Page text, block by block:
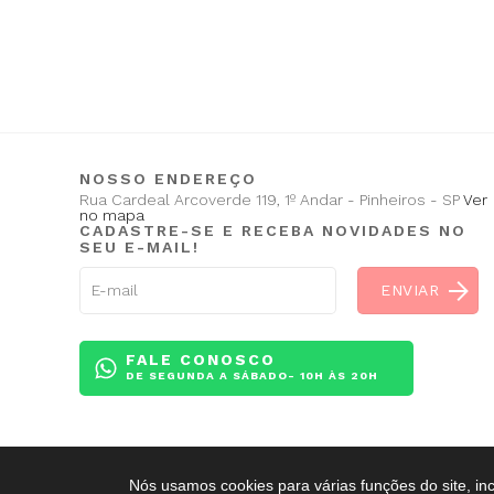
NOSSO ENDEREÇO
Rua Cardeal Arcoverde 119, 1º Andar - Pinheiros - SPVer
no mapa
CADASTRE-SE E RECEBA NOVIDADES NO
SEU E-MAIL!
FALE CONOSCO
DE SEGUNDA A SÁBADO- 10H ÀS 20H
Nós usamos cookies para várias funções do site,